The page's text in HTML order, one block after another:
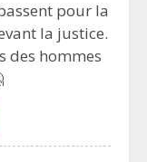
pour la
la justice.
des hommes